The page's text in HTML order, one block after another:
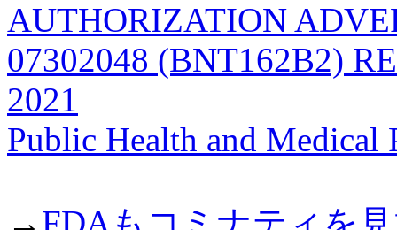
AUTHORIZATION
07302048 (BNT162B2)
2021
Public Health and Medical